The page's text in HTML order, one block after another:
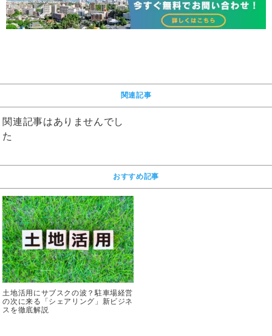
関連記事
関連記事はありませんでし
た
おすすめ記事
土地活用にサブスクの波？駐車場経営
の次に来る「シェアリング」新ビジネ
スを徹底解説